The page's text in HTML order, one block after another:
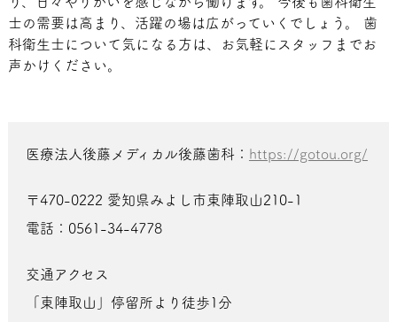
士の需要は高まり、活躍の場は広がっていくでしょう。 歯
科衛生士について気になる方は、お気軽にスタッフまでお
声かけください。
医療法人後藤メディカル後藤歯科： https://gotou.org/
〒470-0222 愛知県みよし市東陣取山210-1
電話：0561-34-4778
交通アクセス
「東陣取山」停留所より徒歩1分